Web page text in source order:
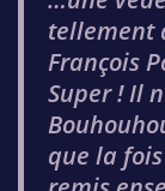
tellement
François
Super ! Il
que la